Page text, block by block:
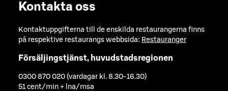
Kontakta oss
Kontaktuppgifterna till de enskilda restaurangerna finns
på respektive restaurangs webbsida: Restauranger
Försäljingstjänst, huvudstadsregionen
0300 870 020 (vardagar kl. 8.30-16.30)
51 cent/min + lna/msa